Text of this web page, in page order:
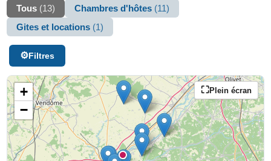
Tous (13) Chambres d'hôtes (11)
Gites et locations (1)
Filtres
Plein écran
+
−